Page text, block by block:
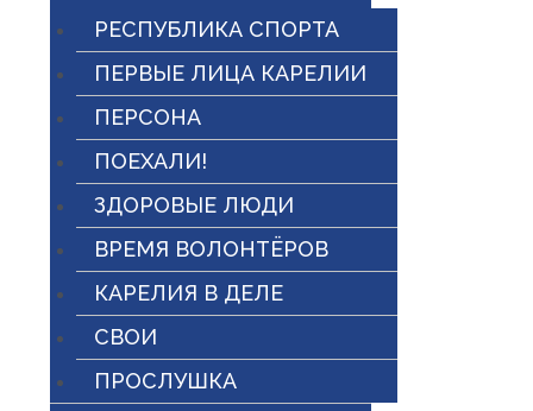
РЕСПУБЛИКА СПОРТА
ПЕРВЫЕ ЛИЦА КАРЕЛИИ
ПЕРСОНА
ПОЕХАЛИ!
ЗДОРОВЫЕ ЛЮДИ
ВРЕМЯ ВОЛОНТЁРОВ
КАРЕЛИЯ В ДЕЛЕ
СВОИ
ПРОСЛУШКА